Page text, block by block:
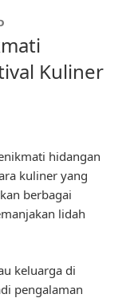
Kuliner
hidangan
kuliner yang
berbagai
lidah
keluarga di
pengalaman